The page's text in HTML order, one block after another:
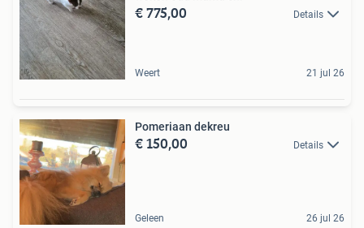
€ 775,00 Details
Weert 21 jul 26
Pomeriaan dekreu
€ 150,00 Details
Geleen 26 jul 26